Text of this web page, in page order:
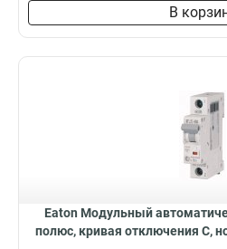
В
Eaton Модульный
полюс, кривая отключения C,